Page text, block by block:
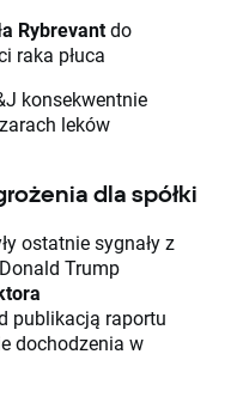
Rybrevantdo
raka płuca
konsekwentnie
leków
dla spółki
ostatnie sygnały z
Trump
publikacją raportu
dochodzenia w